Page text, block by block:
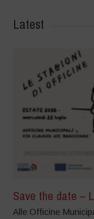
Latest
Save the date –
Alle Officine